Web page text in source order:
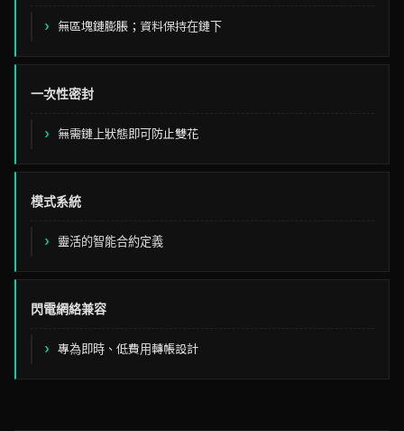
描述無區塊鏈膨脹；資料保持在鏈下
一次性密封
無需鏈上狀態即可防止雙花
模式系統
靈活的智能合約定義
閃電網絡兼容
專為即時、低費用轉帳設計